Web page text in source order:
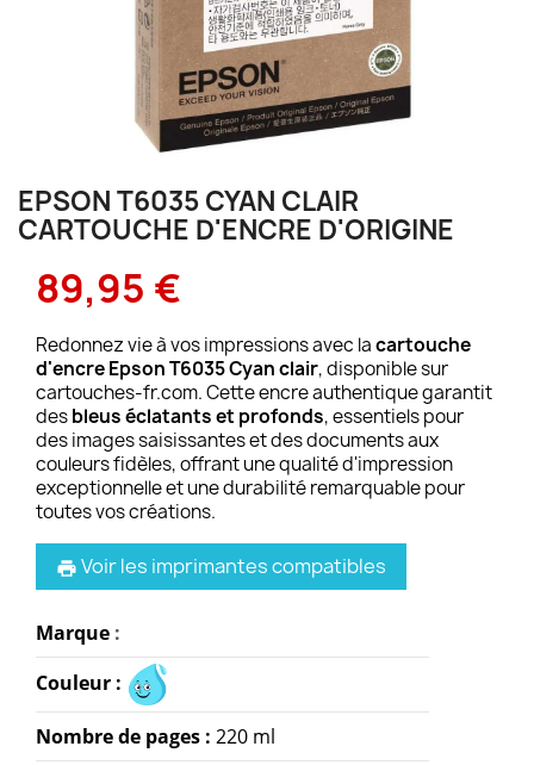
EPSON T6035 CYAN CLAIR
CARTOUCHE D'ENCRE D'ORIGINE
89,95 €
Redonnez vie à vos impressions avec lacartouche
d'encreEpson T6035 Cyan clair, disponible sur
cartouches-fr.com. Cette encre authentique garantit
desbleus éclatants et profonds, essentiels pour
des images saisissantes et des documents aux
couleurs fidèles, offrant une qualité d'impression
exceptionnelle et une durabilité remarquable pour
toutes vos créations.
print Voir les imprimantes compatibles
Marque :
Couleur :
Nombre de pages : 220 ml